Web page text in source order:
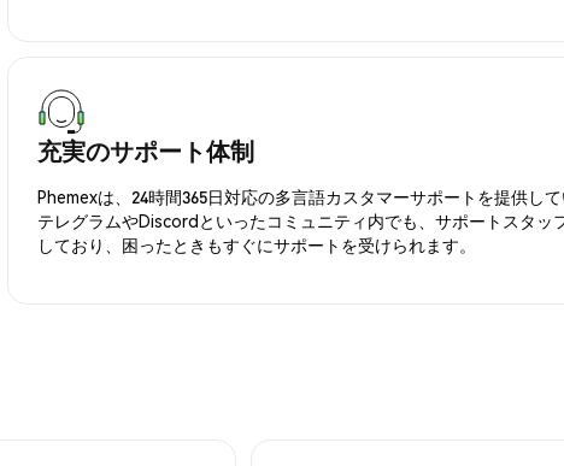
充実のサポート体制
Phemexは、24時間365日対応の多言語カスタマーサポートを提供して
テレグラムやDiscordといったコミュニティ内でも、サポートスタッ
しており、困ったときもすぐにサポートを受けられます。